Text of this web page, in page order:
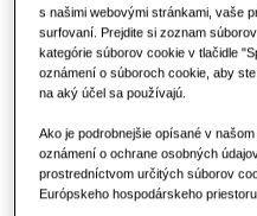
Maloobchod
Reštaurácia
Kancelária
Udržateľnosť
Ovládacie prvky
s našimi webovými stránkami, vaše
surfovaní. Prejdite si zoznam
kategórie súborov cookie v tlačidle
oznámení o súboroch cookie, aby
na aký účel sa používajú.
Ako je podrobnejšie opísané v
oznámení o ochrane osobných
prostredníctvom určitých súborov
Európskeho hospodárskeho